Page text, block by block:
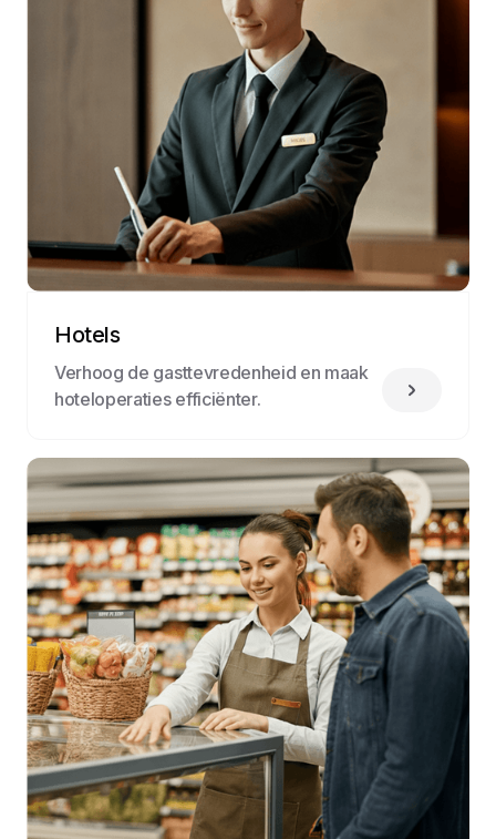
Hotels
Verhoog de gasttevredenheid en maak
hoteloperaties efficiënter.